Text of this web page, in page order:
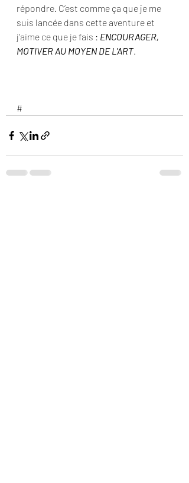
répondre. C’est comme ça que je me
suis lancée dans cette aventure et
j'aime ce que je fais : ENCOURAGER,
MOTIVER AU MOYEN DE L'ART.
#